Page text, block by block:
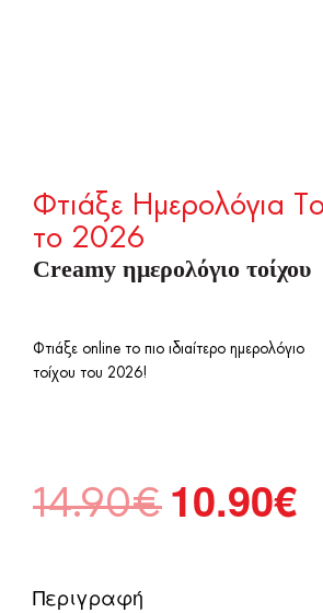
Φτιάξε Ημερολόγια
το 2026
Creamy ημερολόγιο τοίχου
Φτιάξε online το πιο ιδιαίτερο ημερολόγιο
τοίχου του 2026!
14.90€
Original
price
10.90€Η
Περιγραφή